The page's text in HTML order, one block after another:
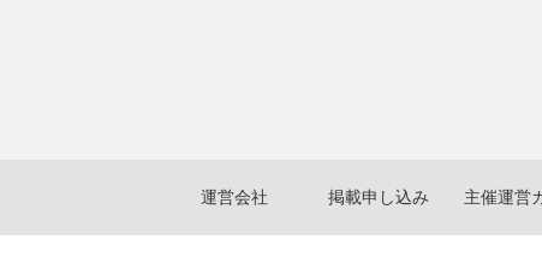
運営会社 掲載申し込み 主催運営